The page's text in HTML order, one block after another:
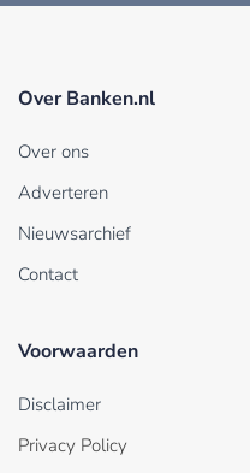
Over Banken.nl
Over ons
Adverteren
Nieuwsarchief
Contact
Voorwaarden
Disclaimer
Privacy Policy